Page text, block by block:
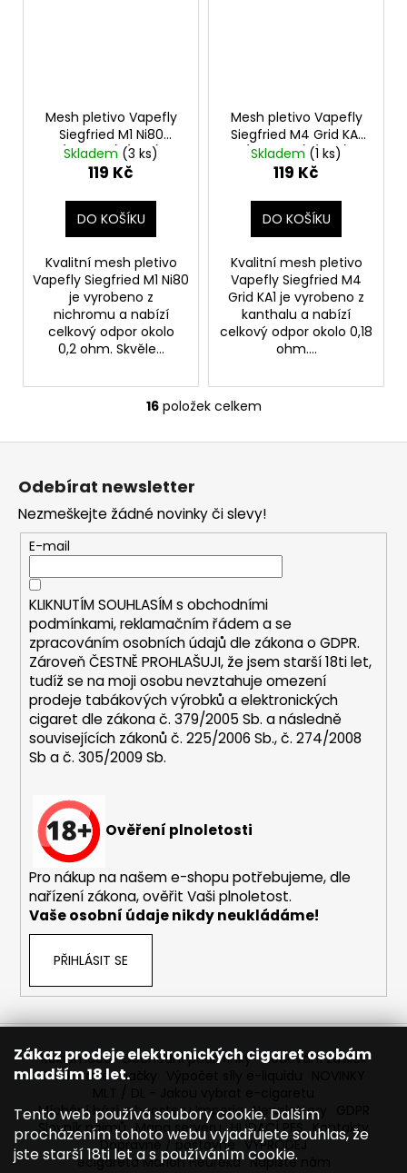
Zákaz prodeje elektronických cigaret osobám
mladším 18 let.
Tento web používá soubory cookie. Dalším
procházením tohoto webu vyjadřujete souhlas, že
jste starší 18ti let a s používáním cookie.
Mesh pletivo Vapefly
Siegfried M1 Ni80
(0,2ohm) (10ks)
Skladem (3 ks)
119 Kč
DO KOŠÍKU
Kvalitní mesh pletivo
Vapefly Siegfried M1 Ni80
je vyrobeno z
nichromu a nabízí
celkový odpor okolo
0,2 ohm. Skvěle...
Mesh pletivo Vapefly
Siegfried M4 Grid KA1
(0,18ohm) (10ks)
Skladem (1 ks)
119 Kč
DO KOŠÍKU
Kvalitní mesh pletivo
Vapefly Siegfried M4
Grid KA1 je vyrobeno z
kanthalu a nabízí
celkový odpor okolo 0,18
ohm....
O
v
a
c
í
p
r
v
k
y
v
ý
p
i
16položek celkem
Z
Odebírat newsletter
Nezmeškejte žádné novinky či slevy!
E-mail
KLIKNUTÍM SOUHLASÍM s obchodními
podmínkami,reklamačním řádem a se
zpracováním osobních údajů dle zákona oGDPR.
Zároveň ČESTNĚ PROHLAŠUJI, že jsem starší 18ti let,
tudíž se na moji osobu nevztahuje omezení
prodeje tabákových výrobků a elektronických
cigaret dle zákona č. 379/2005 Sb. a následně
souvisejících zákonů č. 225/2006 Sb., č. 274/2008
Sb a č. 305/2009 Sb.
Ověření plnoletosti
Pro nákup na našem e-shopu potřebujeme, dle
nařízení zákona, ověřit Vaši plnoletost.
Vaše osobní údaje nikdy neukládáme!
PŘIHLÁSIT SE
Reklamace Obchodní podmínky Sledování zásilek
Prodávané značky
Míchání bází a boosteru Imperia Newslettery
Slovník pojmů Mapa serveru HLÍDACÍ PES Kontakty
Dopravné / poštovné VÝPRODEJ
ecigareta Marion Heureka Napište nám